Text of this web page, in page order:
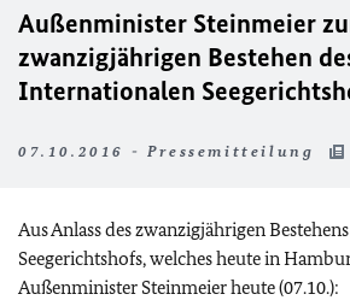
Außenminister Steinmeier
zwanzigjährigen Bestehen
Internationalen
07.10.2016 - Pressemitteilung
Aus Anlass des zwanzigjährigen
Seegerichtshofs, welches heute in
Außenminister Steinmeier heute (07.10.):